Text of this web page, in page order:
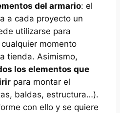
del armario: el
a cada proyecto un
utilizarse para
momento
tienda. Asimismo,
los elementos que
para montar el
baldas, estructura…).
con ello y se quiere